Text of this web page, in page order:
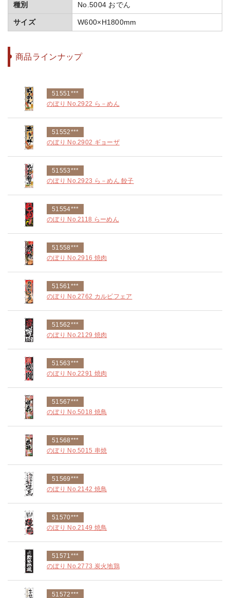
種別 No.5004 おでん
サイズ W600×H1800mm
商品ラインナップ
51551***
のぼり No.2922 ら－めん
51552***
のぼり No.2902 ギョーザ
51553***
のぼり No.2923 ら－めん 餃子
51554***
のぼり No.2118 らーめん
51558***
のぼり No.2916 焼肉
51561***
のぼり No.2762 カルビフェア
51562***
のぼり No.2129 焼肉
51563***
のぼり No.2291 焼肉
51567***
のぼり No.5018 焼鳥
51568***
のぼり No.5015 串焼
51569***
のぼり No.2142 焼鳥
51570***
のぼり No.2149 焼鳥
51571***
のぼり No.2773 炭火地鶏
51572***